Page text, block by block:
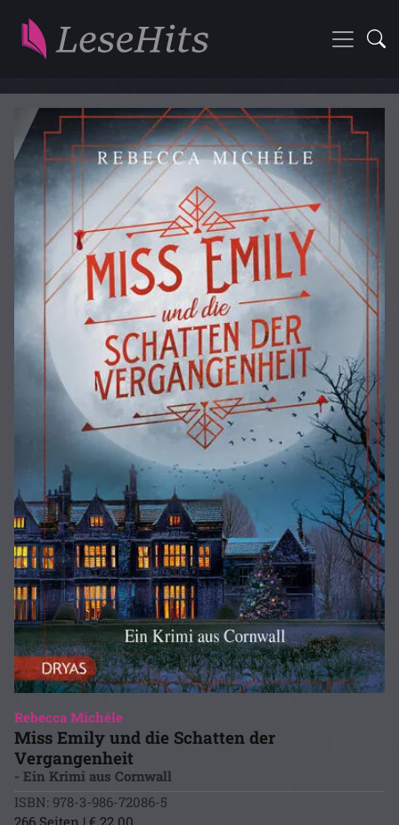
Rebecca Michéle
Miss Emily und die Schatten der
Vergangenheit
- Ein Krimi aus Cornwall
ISBN: 978-3-986-72086-5
266 Seiten | € 22.00